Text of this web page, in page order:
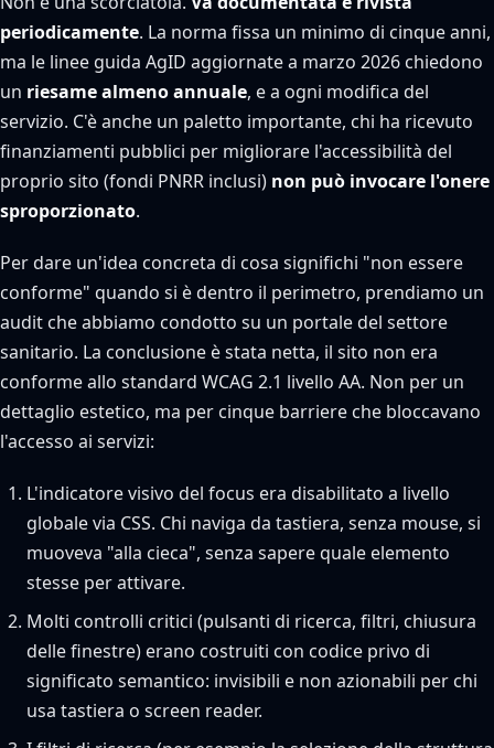
periodicamente. La norma fissa un minimo di cinque anni,
ma le linee guida AgID aggiornate a marzo 2026 chiedono
un riesame almeno annuale, e a ogni modifica del
servizio. C'è anche un paletto importante, chi ha ricevuto
finanziamenti pubblici per migliorare l'accessibilità del
proprio sito (fondi PNRR inclusi) non può invocare l'onere
sproporzionato.
Per dare un'idea concreta di cosa significhi "non essere
conforme" quando si è dentro il perimetro, prendiamo un
audit che abbiamo condotto su un portale del settore
sanitario. La conclusione è stata netta, il sito non era
conforme allo standard WCAG 2.1 livello AA. Non per un
dettaglio estetico, ma per cinque barriere che bloccavano
l'accesso ai servizi:
L'indicatore visivo del focus era disabilitato a livello
globale via CSS. Chi naviga da tastiera, senza mouse, si
muoveva "alla cieca", senza sapere quale elemento
stesse per attivare.
Molti controlli critici (pulsanti di ricerca, filtri, chiusura
delle finestre) erano costruiti con codice privo di
significato semantico: invisibili e non azionabili per chi
usa tastiera o screen reader.